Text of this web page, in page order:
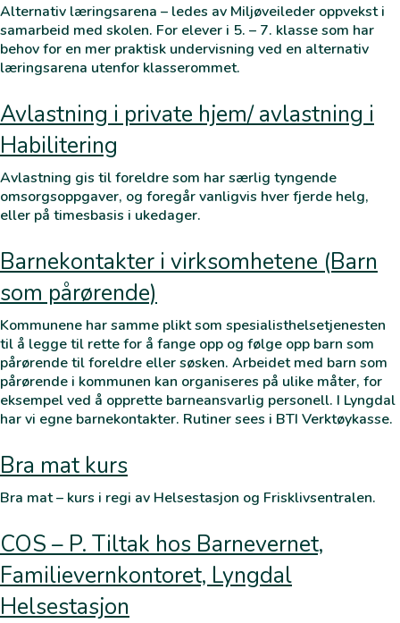
Alternativ læringsarena – ledes av Miljøveileder oppvekst i
samarbeid med skolen. For elever i 5. – 7. klasse som har
behov for en mer praktisk undervisning ved en alternativ
læringsarena utenfor klasserommet.
Avlastning i private hjem/ avlastning i
Habilitering
Avlastning gis til foreldre som har særlig tyngende
omsorgsoppgaver, og foregår vanligvis hver fjerde helg,
eller på timesbasis i ukedager.
Barnekontakter i virksomhetene (Barn
som pårørende)
Kommunene har samme plikt som spesialisthelsetjenesten
til å legge til rette for å fange opp og følge opp barn som
pårørende til foreldre eller søsken. Arbeidet med barn som
pårørende i kommunen kan organiseres på ulike måter, for
eksempel ved å opprette barneansvarlig personell. I Lyngdal
har vi egne barnekontakter. Rutiner sees i BTI Verktøykasse.
Bra mat kurs
Bra mat – kurs i regi av Helsestasjon og Frisklivsentralen.
COS – P. Tiltak hos Barnevernet,
Familievernkontoret, Lyngdal
Helsestasjon